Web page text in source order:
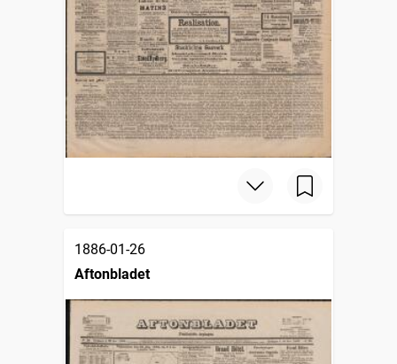
1886-01-26
Aftonbladet